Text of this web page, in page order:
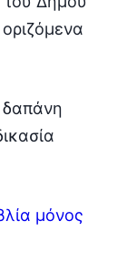
δαπάνη
μόνος